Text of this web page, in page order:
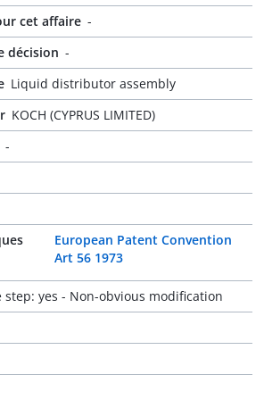
cet affaire -
décision -
Liquid distributor assembly
KOCH (CYPRUS LIMITED)
-
European Patent Convention
Art 56 1973
step: yes - Non-obvious modification